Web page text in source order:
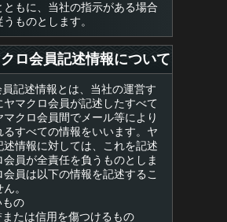
ともに、当社の指示がある場合
ものとします。
ロ会員記述情報について
記述情報とは、当社の運営す
ヤマクロ会員が記述したすべて
クロ会員間でメール等により
るすべての情報をいいます。ヤ
述情報に対しては、これを記述
会員が全責任を負うものとしま
員は以下の情報を記述するこ
。
もの
たは信用を傷つけるもの